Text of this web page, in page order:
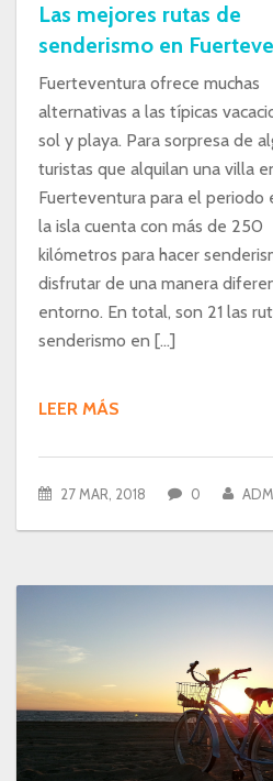
Las mejores rutas de
senderismo en
Fuerteventura ofrece muchas
alternativas a las típicas
sol y playa. Para sorpresa de
turistas que alquilan una villa
Fuerteventura para el periodo
la isla cuenta con más de 250
kilómetros para hacer
disfrutar de una manera
entorno. En total, son 21 las
senderismo en […]
LEER MÁS
27 MAR, 2018 0